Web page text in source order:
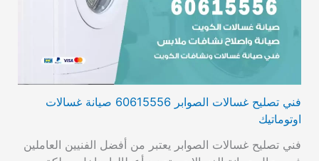
فني تصليح غسالات الصوابر 60615556 صيانة غسالات
اوتوماتيك
فني تصليح غسالات الصوابر يعتبر من أفضل الفنيين العاملين